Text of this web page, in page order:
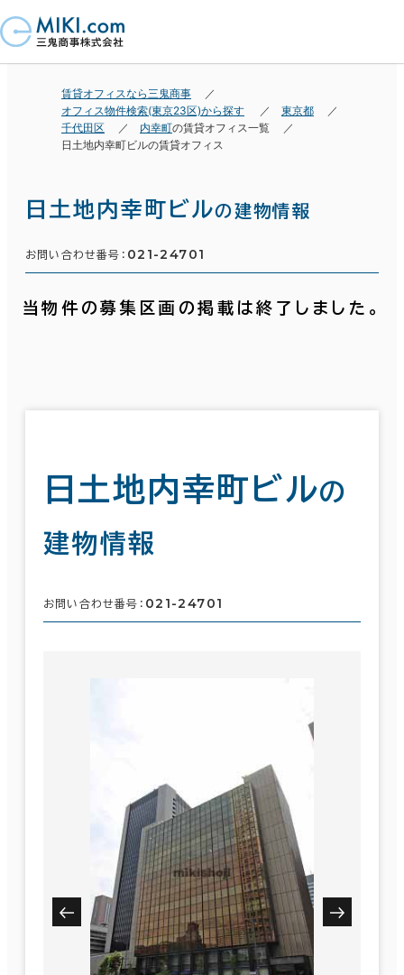
賃貸オフィスなら三鬼商事
オフィス物件検索(東京23区)から探す
東京都
千代田区
内幸町の賃貸オフィス一覧
日土地内幸町ビルの賃貸オフィス
日土地内幸町ビルの建物情報
お問い合わせ番号： 021-24701
当物件の募集区画の掲載は終了しました。
日土地内幸町ビルの
建物情報
お問い合わせ番号： 021-24701